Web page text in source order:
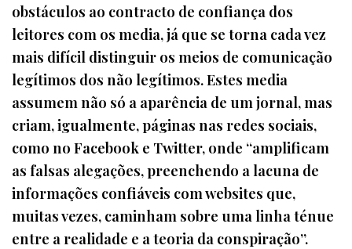
obstáculos ao contracto de confiança dos
leitores com os media, já que se torna cada vez
mais difícil distinguir os meios de comunicação
legítimos dos não legítimos. Estes media
assumem não só a aparência de um jornal, mas
criam, igualmente, páginas nas redes sociais,
como no Facebook e Twitter, onde “amplificam
as falsas alegações, preenchendo a lacuna de
informações confiáveis com websites que,
muitas vezes, caminham sobre uma linha ténue
entre a realidade e a teoria da conspiração”.